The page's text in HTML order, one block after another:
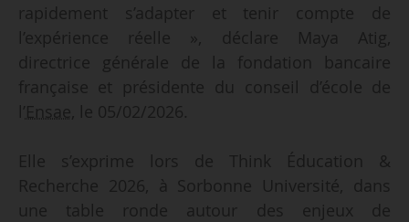
rapidement s’adapter et tenir compte de
l’expérience réelle », déclare Maya Atig,
directrice générale de la fondation bancaire
française et présidente du conseil d’école de
l’Ensae, le 05/02/2026.
Elle s’exprime lors de Think Éducation &
Recherche 2026, à Sorbonne Université, dans
une table ronde autour des enjeux de